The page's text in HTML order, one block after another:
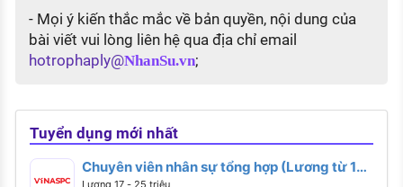
- Mọi ý kiến thắc mắc về bản quyền, nội dung của
bài viết vui lòng liên hệ qua địa chỉ email
hotrophaply@NhanSu.vn;
Tuyển dụng mới nhất
Chuyên viên nhân sự tổng hợp (Lương từ 17 -
25 triệu)
Lương 17 - 25 triệu